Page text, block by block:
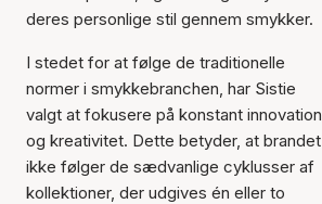
deres personlige stil gennem smykker.
I stedet for at følge de traditionelle
normer i smykkebranchen, har Sistie
valgt at fokusere på konstant innovation
og kreativitet. Dette betyder, at brandet
ikke følger de sædvanlige cyklusser af
kollektioner, der udgives én eller to